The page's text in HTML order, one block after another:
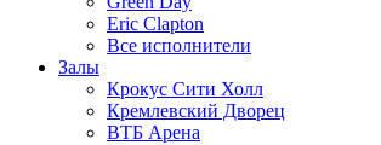
Eric Clapton
Все исполнители
Залы
Крокус Сити Холл
Кремлевский Дворец
ВТБ Арена